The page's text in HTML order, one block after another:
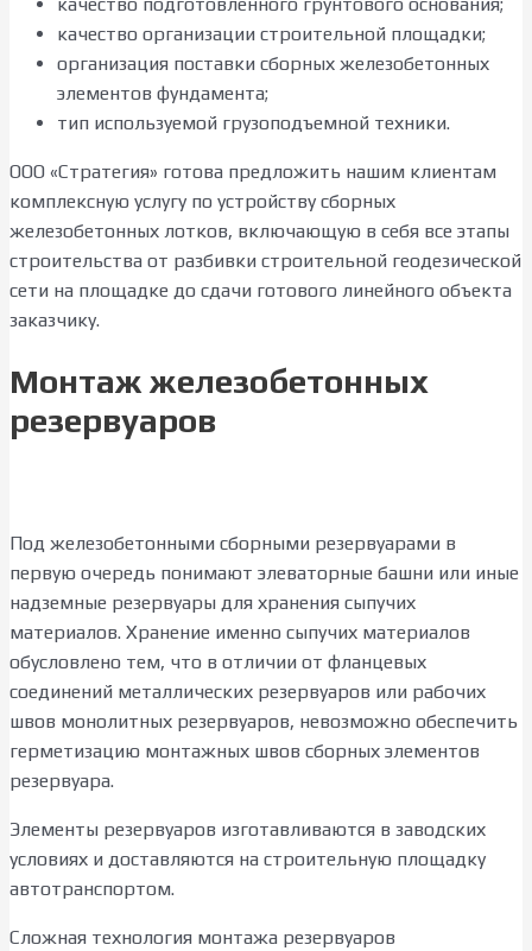
качество организации строительной площадки;
организация поставки сборных железобетонных
элементов фундамента;
тип используемой грузоподъемной техники.
ООО «Стратегия» готова предложить нашим клиентам
комплексную услугу по устройству сборных
железобетонных лотков, включающую в себя все этапы
строительства от разбивки строительной геодезической
сети на площадке до сдачи готового линейного объекта
заказчику.
Монтаж железобетонных
резервуаров
Под железобетонными сборными резервуарами в
первую очередь понимают элеваторные башни или иные
надземные резервуары для хранения сыпучих
материалов. Хранение именно сыпучих материалов
обусловлено тем, что в отличии от фланцевых
соединений металлических резервуаров или рабочих
швов монолитных резервуаров, невозможно обеспечить
герметизацию монтажных швов сборных элементов
резервуара.
Элементы резервуаров изготавливаются в заводских
условиях и доставляются на строительную площадку
автотранспортом.
Сложная технология монтажа резервуаров